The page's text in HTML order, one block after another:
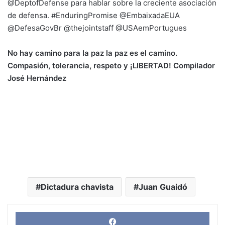
@DeptofDefense para hablar sobre la creciente asociación
de defensa. #EnduringPromise @EmbaixadaEUA
@DefesaGovBr @thejointstaff @USAemPortugues
No hay camino para la paz la paz es el camino.
Compasión, tolerancia, respeto y ¡LIBERTAD! Compilador
José Hernández
Dictadura chavista Juan Guaidó